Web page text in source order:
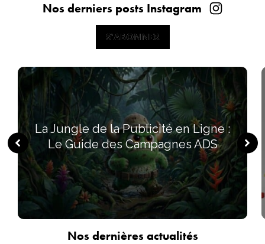
Nos derniers posts Instagram
S'ABONNER
S'ABONNER
La Jungle de la Publicité en Ligne :
Le Guide des Campagnes ADS
Nos dernières actualités